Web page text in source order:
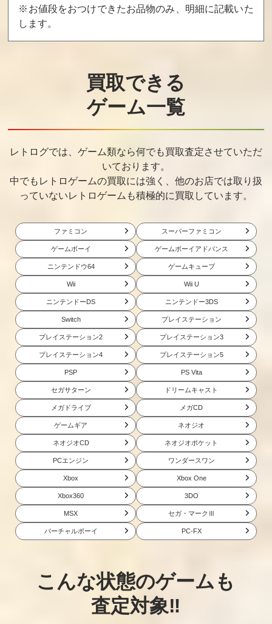
買取価格
8,500
買取価格 買取価格
7,200
リアルバウト
餓狼伝説
買取価格
7,000 6,000
みなさんのおか
げさまです大す
ごろく大会（価
格改定版）
買取価格
6,000
トッププレイヤ
ーズゴルフ（紙
箱）
買取価格
5,600
ザ・キング・オ
ブ・ファイター
ズ96
買取価格
5,000
買取価格
5,000
ファイターズヒ
ストリーダイナ
マイト
買取価格
4,600
餓狼伝説
買取価格
4,500
サムライスピリ
ッツ斬紅郎無双
買取価格
4,335
クイズ大捜査線
買取価格
4,200
クイズキングオ
ブファイターズ
買取価格
4,100
サムライスピリ
ッツ（海外版）
買取価格
3,500
ファイヤー・ス
ープレックス
買取価格
3,183
ワールドヒーロ
ーズ2
買取価格
3,000
ワールドヒーロ
ーズ2 JET
真・サムライス
ピリッツ 覇王丸
地獄変
買取価格
サムライスピリ
ッツ
※お値段をおつけできたお品物のみ、明細に記載いた
します。
買取できる
ゲーム一覧
レトログでは、ゲーム類なら何でも買取査定させていただ
いております。
中でもレトロゲームの買取には強く、他のお店では取り扱
っていないレトロゲームも積極的に買取しています。
ファミコン スーパーファミコン
ゲームボーイ ゲームボーイアドバンス
ニンテンドウ64 ゲームキューブ
Wii Wii U
ニンテンドーDS ニンテンドー3DS
Switch プレイステーション
プレイステーション2 プレイステーション3
プレイステーション4 プレイステーション5
PSP PS Vita
セガサターン ドリームキャスト
メガドライブ メガCD
ゲームギア ネオジオ
ネオジオCD ネオジオポケット
PCエンジン ワンダースワン
Xbox Xbox One
Xbox360 3DO
MSX セガ・マークⅢ
バーチャルボーイ PC-FX
こんな状態のゲームも
査定対象‼